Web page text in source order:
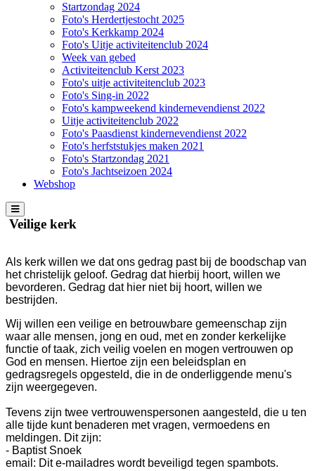
Startzondag 2024
Foto's Herdertjestocht 2025
Foto's Kerkkamp 2024
Foto's Uitje activiteitenclub 2024
Week van gebed
Activiteitenclub Kerst 2023
Foto's uitje activiteitenclub 2023
Foto's Sing-in 2022
Foto's kampweekend kindernevendienst 2022
Uitje activiteitenclub 2022
Foto's Paasdienst kindernevendienst 2022
Foto's herfststukjes maken 2021
Foto's Startzondag 2021
Foto's Jachtseizoen 2024
Webshop
Veilige kerk
Als kerk willen we dat ons gedrag past bij de boodschap van
het christelijk geloof. Gedrag dat hierbij hoort, willen we
bevorderen. Gedrag dat hier niet bij hoort, willen we
bestrijden.
Wij willen een veilige en betrouwbare gemeenschap zijn
waar alle mensen, jong en oud, met en zonder kerkelijke
functie of taak, zich veilig voelen en mogen vertrouwen op
God en mensen. Hiertoe zijn een beleidsplan en
gedragsregels opgesteld, die in de onderliggende menu's
zijn weergegeven.
Tevens zijn twee vertrouwenspersonen aangesteld, die u ten
alle tijde kunt benaderen met vragen, vermoedens en
meldingen. Dit zijn:
- Baptist Snoek
email: Dit e-mailadres wordt beveiligd tegen spambots.